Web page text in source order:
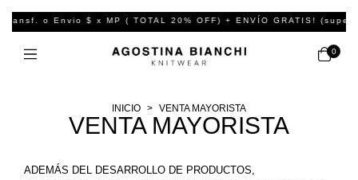
o Envio $ x MP ( TOTAL 20% OFF) + ENVÍO GRATIS!
0
INICIO > VENTA MAYORISTA
VENTA MAYORISTA
ADEMÁS DEL DESARROLLO DE PRODUCTOS,